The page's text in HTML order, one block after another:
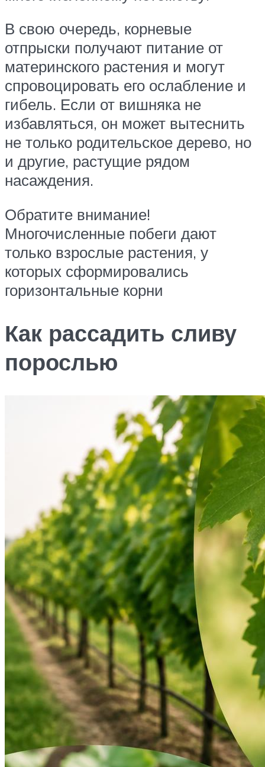
В свою очередь, корневые
отпрыски получают питание от
материнского растения и могут
спровоцировать его ослабление и
гибель. Если от вишняка не
избавляться, он может вытеснить
не только родительское дерево, но
и другие, растущие рядом
насаждения.
Обратите внимание!
Многочисленные побеги дают
только взрослые растения, у
которых сформировались
горизонтальные корни
Как рассадить сливу
порослью